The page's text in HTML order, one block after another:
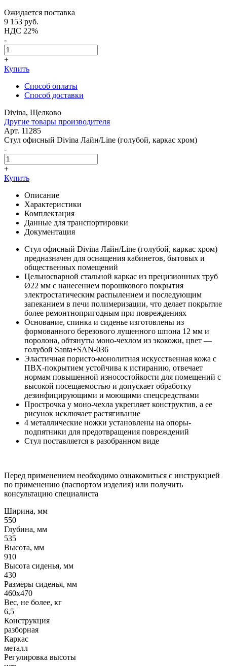
Ожидается поставка
9 153 руб.
НДС 22%
-
+
Купить
Способ оплаты
Способ доставки
Divina, Щелково
Другие товары производителя
Арт. 11285
Стул офисный Divina Лайн/Line (голубой, каркас хром)
-
+
Купить
Описание
Характеристики
Комплектация
Данные для транспортировки
Документация
Стул офисный Divina Лайн/Line (голубой, каркас хром)
предназначен для оснащения кабинетов, бытовых и
общественных помещений
Цельносварной стальной каркас из прецизионных труб
Ø22 мм с нанесением порошкового покрытия
электростатическим распылением и последующим
запеканием в печи полимеризации, что делает покрытие
более ремонтнопригодным при повреждениях
Основание, спинка и сиденье изготовлены из
формованного березового лущенного шпона 12 мм и
поролона, обтянуты моно-чехлом из экокожи, цвет —
голубой Santa+SAN-036
Эластичная пористо-монолитная искусственная кожа с
ПВХ-покрытием устойчива к истиранию, отвечает
нормам повышенной износостойкости для помещений с
высокой посещаемостью и допускает обработку
дезинфицирующими и моющими спецсредствами
Прострочка у моно-чехла укрепляет конструктив, а ее
рисунок исключает растягивание
4 металлические ножки установлены на опоры-
подпятники для предотвращения повреждений
Стул поставляется в разобранном виде
Перед применением необходимо ознакомиться с инструкцией
по применению (паспортом изделия) или получить
консультацию специалиста
Ширина, мм
550
Глубина, мм
535
Высота, мм
910
Высота сиденья, мм
430
Размеры сиденья, мм
460x470
Вес, не более, кг
6,5
Конструкция
разборная
Каркас
металл
Регулировка высоты